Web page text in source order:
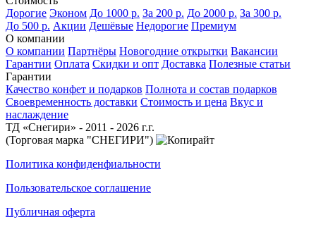
Дорогие Эконом До 1000 р. За 200 р. До 2000 р. За 300 р.
До 500 р. Акции Дешёвые Недорогие Премиум
О компании
О компании Партнёры Новогодние открытки Вакансии
Гарантии Оплата Скидки и опт Доставка Полезные статьи
Гарантии
Качество конфет и подарков Полнота и состав подарков
Своевременность доставки Стоимость и цена Вкус и
наслаждение
ТД «Снегири» - 2011 - 2026 г.г.
(Торговая марка "СНЕГИРИ")
Политика конфиденфиальности
Пользовательское соглашение
Публичная оферта